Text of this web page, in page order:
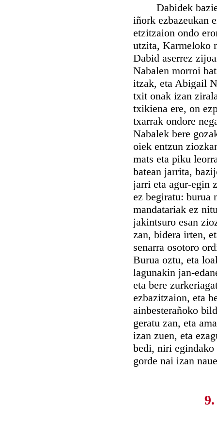
Dabidek
iñork ezbazeukan
etzitzaion ondo
utzita, Karmeloko
Dabid aserrez
Nabalen morroi
itzak, eta Abigail
txit onak izan
txikiena ere, on
txarrak ondore
Nabalek bere
oiek entzun
mats eta piku
batean jarrita,
jarri eta agur-egin
ez begiratu: burua
mandatariak ez
jakintsuro esan
zan, bidera irten,
senarra osotoro
Burua oztu, eta
lagunakin jan-
eta bere
ezbazitzaion, eta
ainbesterañoko
geratu zan, eta
izan zuen, eta
bedi, niri egindako
gorde nai izan